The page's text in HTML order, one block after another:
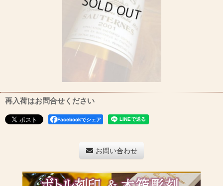
再入荷はお問合せください
Facebookでシェア
お問い合わせ